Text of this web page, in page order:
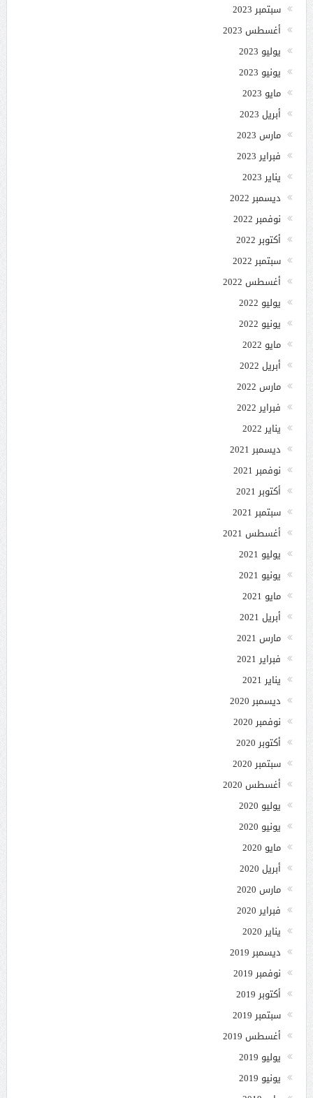
سبتمبر 2023
أغسطس 2023
يوليو 2023
يونيو 2023
مايو 2023
أبريل 2023
مارس 2023
فبراير 2023
يناير 2023
ديسمبر 2022
نوفمبر 2022
أكتوبر 2022
سبتمبر 2022
أغسطس 2022
يوليو 2022
يونيو 2022
مايو 2022
أبريل 2022
مارس 2022
فبراير 2022
يناير 2022
ديسمبر 2021
نوفمبر 2021
أكتوبر 2021
سبتمبر 2021
أغسطس 2021
يوليو 2021
يونيو 2021
مايو 2021
أبريل 2021
مارس 2021
فبراير 2021
يناير 2021
ديسمبر 2020
نوفمبر 2020
أكتوبر 2020
سبتمبر 2020
أغسطس 2020
يوليو 2020
يونيو 2020
مايو 2020
أبريل 2020
مارس 2020
فبراير 2020
يناير 2020
ديسمبر 2019
نوفمبر 2019
أكتوبر 2019
سبتمبر 2019
أغسطس 2019
يوليو 2019
يونيو 2019